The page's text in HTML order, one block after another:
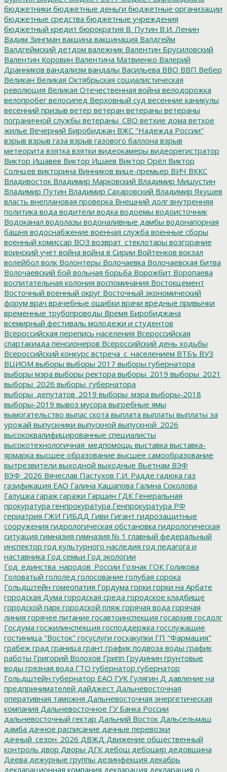
бюджетники бюджетные деньги бюджетные организации
бюджетные средства бюджетные учреждения
бюджетный кредит бюрократия В. Путин В.И. Ленин
Вадим Зингман вакцина вакцинация Валдгейм
Валдгеймский детдом валежник Валентин Брусиловский
Валентин Коровин Валентина Матвиенко Валерий
Дранников вандализм вандалы Васильева ВВО ВВП Вебер
Великан Великая Октябрьская социалистическая
революция Великая Отечественная война велодорожка
велопробег велосипед Верховный суд весенние каникулы
весенний призыв ветер ветеран ветераны ветераны
пограничной службы ветераны_СВО ветхие дома ветхое
жилье Вечерний Биробиджан ВЖС "Надежда России"
взрыв взрыв газа взрыв газового баллона взрыв
метеорита взятка взятки видеокамеры видеорегистратор
Виктор Ишавев Виктор Ишаев Виктор Орёл Виктор
Солнцев викторина Винников вице-премьер ВИЧ ВККС
Владивосток Владимир Марковский Владимир Мишустин
Владимир Путин Владимир Сахаровский Владимир Якушев
власть внеплановая проверка Внешний долг внутренняя
политика вода водители водка водоемы водоисточник
Водоканал водолазы водоналивные дамбы водонапорная
башня водоснабжение военная служба военные сборы
военный комиссар ВОЗ возврат_стеклотары возгорание
воинский учет война война в Сирии Войтенков вокзал
волейбол волк Волонтеры Волочаевка Волочаевская битва
Волочаевский бой вольная борьба Ворожбит Воропаева
воспитательная колония воспоминания Востокцемент
Восточный военный округ Восточный экономический
форум врач врачебные ошибки врачи вредные привычки
временные трубопроводы Время Биробиджана
всемирный фестиваль молодежи и студентов
Всероссийская перепись населения Всероссийская
спартакиада пенсионеров Всероссийский день ходьбы
Всероссийский конкурс встреча_с_населением ВТБъ ВУЗ
ВЦИОМ выборы выборы 2017 выборы губернатора
выборы мэра выборы ректора выборы_2019 выборы_2021
выборы_2026 выборы_губернатора
выборы_депутатов_2019 выборы_мэра выборы-2018
выборы-2019 вывоз мусора выгребные ямы
вымогательство выпас скота выплата выплаты выплаты за
урожай выпускники выпускной выпускной_2026
высококвалифицированные специалисты
высокотехнологичная_медпомощь выставка выставка-
ярмарка высшее образование высшее самообразование
вытрезвители выходной выходные Вьетнам ВЭФ
ВЭФ_2026 Вячеслав Пастухов Г.И. Радде гадюка газ
газификация ЕАО Галина Кашапова Галина Соколова
Галушка гараж гаражи Гаршин ГДК Генеральная
прокуратура генпрокуратура Генпрокуратура РФ
гериатрия ГЖИ ГИБДД Гиви Гигант гидрозащитные
сооружения гидрологическая обстановка гидрологическая
ситуация гимназия гимназия № 1 главный федеральный
инспектор год культурного наследия год педагога и
наставника Год семьи Год экологии
Год_единства_народов_России Гознак ГОК Голикова
Головатый гололед голосование голубая сорока
Гольдштейн гомеопатия Гордума горки горки на Арбате
городская Дума городская среда городское кладбище
городской парк городской пляж горячая вода горячая
линия горячее питание госавтоинспекция госархив госдолг
Госдума госжилинспекция господдержка госслужащие
гостиница "Восток" госуслуги госхакупки ГП "Фармация"
грабеж град граница грант график подвоза воды график
работы Григорий Волохов Грипп Грудинин грунтовые
воды грязная вода ГТО губернатор губернатор
Гольдштейн губернатор ЕАО ГУК Гулягин Д давление на
предпринимателей дайджест Дальневосточная
оперативная таможня Дальневосточная энергетическая
компания Дальневосточное ГУ Банка России
дальневосточный гектар Дальний Восток Дальсельмаш
дамба дачное расписание дачные перевозки
дачный_сезон_2026 ДВЖД Движение общественный
контроль двор Дворы ДГК дебош дебошир дедовщина
Деева дежурные группы дезинфекция декабрь
декларационная компания декларация декларация о